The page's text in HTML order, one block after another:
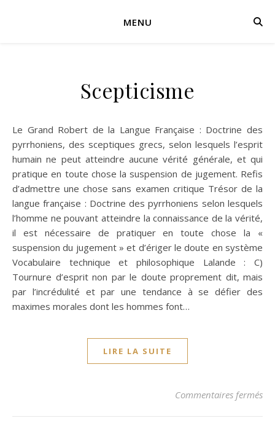
MENU
Scepticisme
Le Grand Robert de la Langue Française : Doctrine des
pyrrhoniens, des sceptiques grecs, selon lesquels l’esprit
humain ne peut atteindre aucune vérité générale, et qui
pratique en toute chose la suspension de jugement. Refis
d’admettre une chose sans examen critique Trésor de la
langue française : Doctrine des pyrrhoniens selon lesquels
l’homme ne pouvant atteindre la connaissance de la vérité,
il est nécessaire de pratiquer en toute chose la «
suspension du jugement » et d’ériger le doute en système
Vocabulaire technique et philosophique Lalande : C)
Tournure d’esprit non par le doute proprement dit, mais
par l’incrédulité et par une tendance à se défier des
maximes morales dont les hommes font…
LIRE LA SUITE
Commentaires fermés